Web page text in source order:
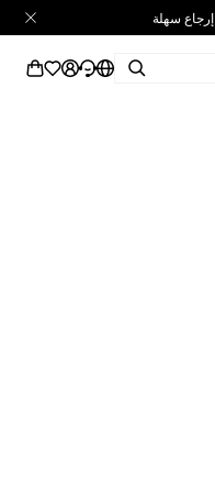
إرجاع سهلة